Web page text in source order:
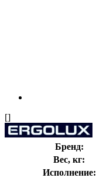
[]
Бренд:
Вес, кг:
Исполнение: